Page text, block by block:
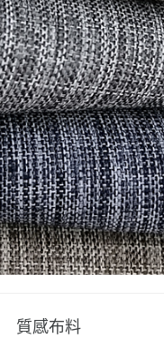
質感布料